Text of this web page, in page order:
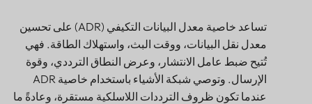
تساعد خاصية معدل البيانات التكيفي (ADR) على تحسين
معدل نقل البيانات، ووقت البث، واستهلاك الطاقة. فهي
تُتيح ضبط عامل الانتشار، وعرض النطاق الترددي، وقوة
الإرسال. وتوصي شبكة الأشياء باستخدام خاصية ADR
عندما تكون ظروف الترددات اللاسلكية مستقرة، وعادةً ما